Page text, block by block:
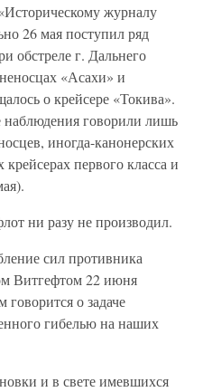
журналу
26 мая поступил ряд
обстреле г. Дальнего
«Асахи» и
о крейсере «Токива».
говорили лишь
иногда-канонерских
первого класса и
ни разу не производил.
сил противника
Витгефтом 22 июня
говорится о задаче
гибелью на наших
и в свете имевшихся